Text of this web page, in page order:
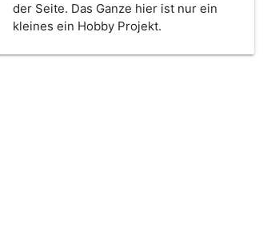
der Seite. Das Ganze hier ist nur ein
kleines ein Hobby Projekt.